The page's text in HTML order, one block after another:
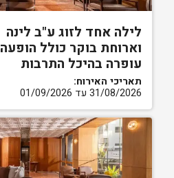
לילה אחד לזוג ע"ב לינה
וארוחת בוקר כולל הופעה
עופרה בהיכל התרבות
תאריכי האירוח:
31/08/2026 עד 01/09/2026